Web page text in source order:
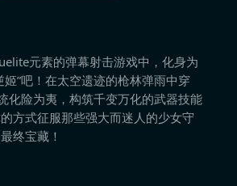
元素的弹幕射击游戏中，化身为
姬”吧！在太空遗迹的枪林弹雨中穿
化险为夷，构筑千变万化的武器技能
方式征服那些强大而迷人的少女守
终宝藏！